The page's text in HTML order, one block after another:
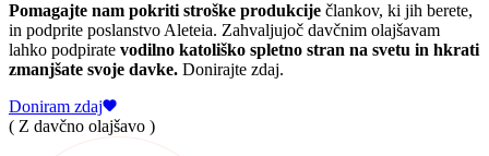
Pomagajte nam pokriti stroške produkcije člankov, ki jih berete,
in podprite poslanstvo Aleteia. Zahvaljujoč davčnim olajšavam
lahko podpirate vodilno katoliško spletno stran na svetu in hkrati
zmanjšate svoje davke. Donirajte zdaj.
Doniram zdaj
( Z davčno olajšavo )